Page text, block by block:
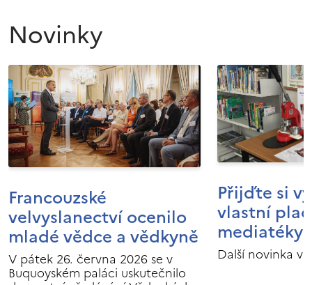
Novinky
Francouzské
velvyslanectví ocenilo
mladé vědce a vědkyně
V pátek 26. června 2026 se v
Buquoyském paláci uskutečnilo
Přijďte si
vlastní
mediatéky
Další novinka v